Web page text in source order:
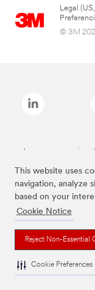
This website uses
navigation, analyze
based on your
Cookie Notice
Reject Non-Essential
Cookie Preferences
Legal
© 3M
Las marcas